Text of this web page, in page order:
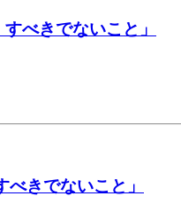
べきでないこと」
きでないこと」